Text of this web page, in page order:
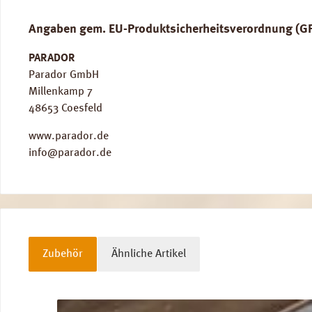
Angaben gem. EU-Produktsicherheitsverordnung
PARADOR
Parador GmbH
Millenkamp 7
48653 Coesfeld
www.parador.de
info@parador.de
Zubehör Ähnliche Artikel